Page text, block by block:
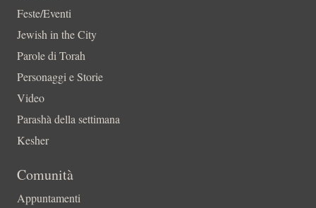
Feste/Eventi
Jewish in the City
Parole di Torah
Personaggi e Storie
Video
Parashà della settimana
Kesher
Comunità
Appuntamenti